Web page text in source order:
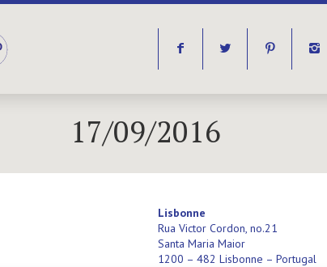
f t p i
17/09/2016
Lisbonne
Rua Victor Cordon, no.21
Santa Maria Maior
1200 – 482 Lisbonne – Portugal